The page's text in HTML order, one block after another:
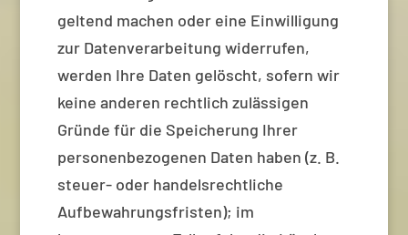
geltend machen oder eine Einwilligung
zur Datenverarbeitung widerrufen,
werden Ihre Daten gelöscht, sofern wir
keine anderen rechtlich zulässigen
Gründe für die Speicherung Ihrer
personenbezogenen Daten haben (z. B.
steuer- oder handelsrechtliche
Aufbewahrungsfristen); im